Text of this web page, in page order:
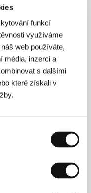
funkcí
využíváme
web používáte,
média, inzerci a
s dalšími
které získali v